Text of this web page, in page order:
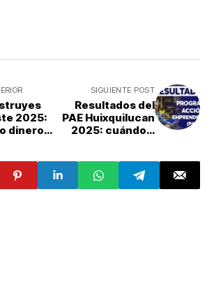
2025:
dinero
Pasos
SIGUIENTE POST
Resultados del
PAE Huixquilucan
2025: cuándo y
del Programa
Acción
Emprendedora